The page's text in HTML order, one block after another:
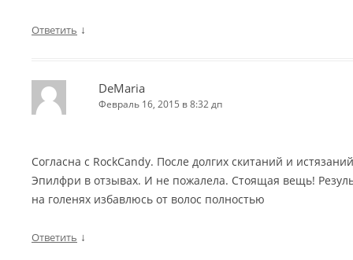
Ответить ↓
DeMaria
Февраль 16, 2015 в 8:32 дп
Согласна с RockCandy. После долгих скитаний и
Эпилфри в отзывах. И не пожалела. Стоящая вещь!
на голенях избавлюсь от волос полностью
Ответить ↓